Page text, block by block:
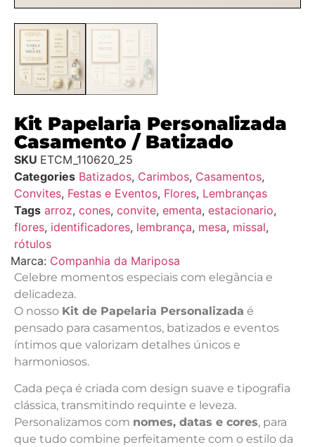
Kit Papelaria Personalizada
Casamento / Batizado
SKU ETCM_110620_25
Categories Batizados, Carimbos, Casamentos,
Convites, Festas e Eventos, Flores, Lembranças
Tags arroz, cones, convite, ementa, estacionario,
flores, identificadores, lembrança, mesa, missal,
rótulos
Marca: Companhia da Mariposa
Celebre momentos especiais com elegância e
delicadeza.
O nosso Kit de Papelaria Personalizada é
pensado para casamentos, batizados e eventos
íntimos que valorizam detalhes únicos e
harmoniosos.
Cada peça é criada com design suave e tipografia
clássica, transmitindo requinte e leveza.
Personalizamos com nomes, datas e cores, para
que tudo combine perfeitamente com o estilo da